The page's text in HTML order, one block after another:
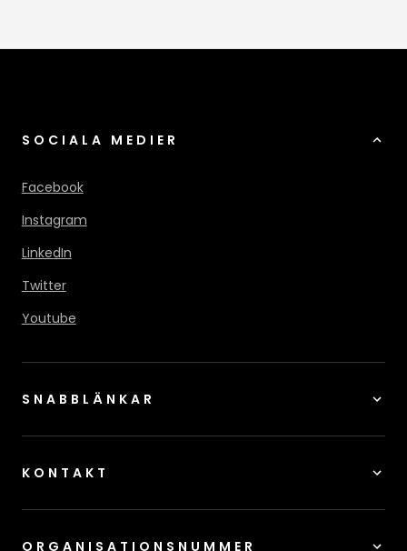
SOCIALA MEDIER
Facebook
Instagram
LinkedIn
Twitter
Youtube
SNABBLÄNKAR
KONTAKT
ORGANISATIONSNUMMER